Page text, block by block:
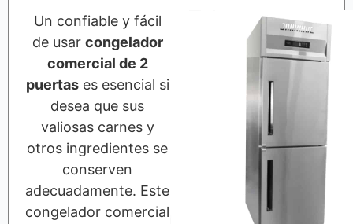
Un confiable y fácil
de usar congelador
comercial de 2
puertases esencial si
desea que sus
valiosas carnes y
otros ingredientes se
conserven
adecuadamente. Este
congelador comercial